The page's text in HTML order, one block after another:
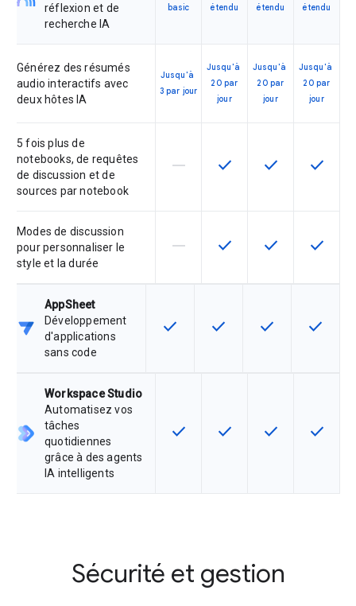
réflexion et de
recherche IA
basic
étendu
étendu
étendu
Générez des résumés
audio interactifs avec
deux hôtes IA
Jusqu'à
3 par jour
Jusqu'à
20 par
jour
Jusqu'à
20 par
jour
Jusqu'à
20 par
jour
5 fois plus de
notebooks, de requêtes
de discussion et de
sources par notebook
Cette fonctionnalité n'est pas
horizontal_rule Cette fonctionnalité est
check Cette
check Cette
check
Modes de discussion
pour personnaliser le
style et la durée
Cette fonctionnalité n'est pas
horizontal_rule Cette fonctionnalité est
check Cette
check Cette
check
AppSheet
Développement
d'applications
sans code
Cette fonctionnalité est disponible
check Cette fonctionnalité est
check Cette
check Cette
check
Workspace Studio
Automatisez vos
tâches
quotidiennes
grâce à des agents
IA intelligents
Cette fonctionnalité est
check Cette fonctionnalité est
check Cette
check Cette
check
Sécurité et gestion